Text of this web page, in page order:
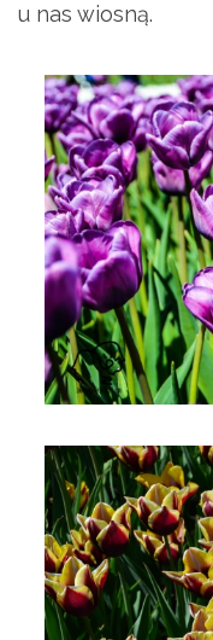
u nas wiosną.